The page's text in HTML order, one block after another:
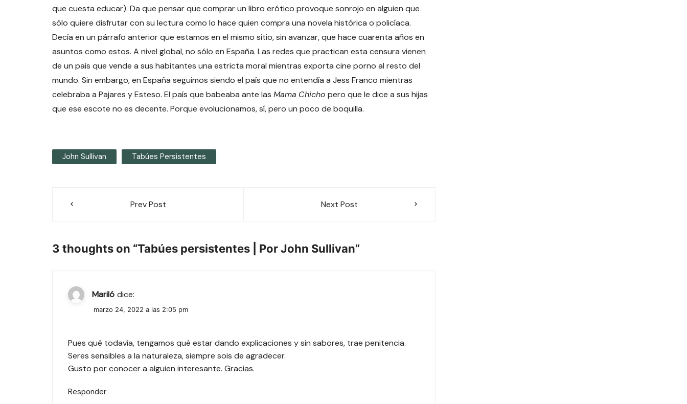
que cuesta educar). Da que pensar que comprar un libro erótico provoque sonrojo en alguien que
sólo quiere disfrutar con su lectura como lo hace quien compra una novela histórica o policíaca.
Decía en un párrafo anterior que estamos en el mismo sitio, sin avanzar, que hace cuarenta años en
asuntos como estos. A nivel global, no sólo en España. Las redes que practican esta censura vienen
de un país que vende a sus habitantes una estricta moral mientras exporta cine porno al resto del
mundo. Sin embargo, en España seguimos siendo el país que no entendía a Jess Franco mientras
celebraba a Pajares y Esteso. El país que babeaba ante las Mama Chicho pero que le dice a sus hijas
que ese escote no es decente. Porque evolucionamos, sí, pero un poco de boquilla.
John Sullivan Tabúes Persistentes
Prev Post Next Post
3 thoughts on “Tabúes persistentes | Por John Sullivan”
Mariló dice:
marzo 24, 2022 a las 2:05 pm
Pues qué todavía, tengamos qué estar dando explicaciones y sin sabores, trae penitencia.
Seres sensibles a la naturaleza, siempre sois de agradecer.
Gusto por conocer a alguien interesante. Gracias.
Responder